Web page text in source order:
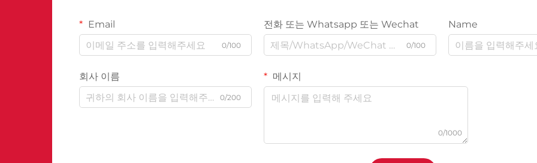
Email
0/100
전화 또는 Whatsapp 또는 Wechat
0/100
Name
회사 이름
0/200
메시지
0/1000